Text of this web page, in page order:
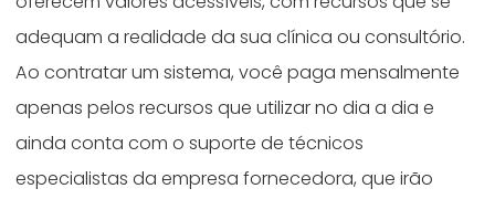
adequam a realidade da sua clínica ou consultório.
Ao contratar um sistema, você paga mensalmente
apenas pelos recursos que utilizar no dia a dia e
ainda conta com o suporte de técnicos
especialistas da empresa fornecedora, que irão